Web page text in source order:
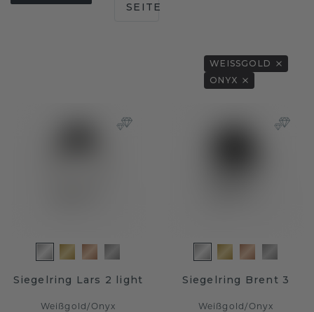
SEITE
WEISSGOLD
ONYX
Siegelring Lars 2 light
Weißgold/Onyx
Siegelring Brent 3
Weißgold/Onyx